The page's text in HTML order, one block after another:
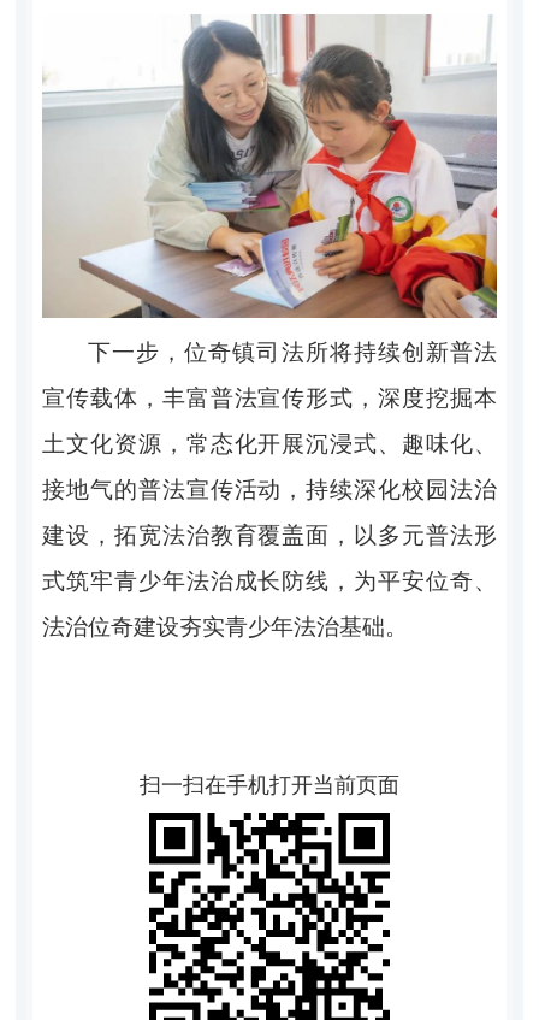
下一步，位奇镇司法所将持续创新普法
宣传载体，丰富普法宣传形式，深度挖掘本
土文化资源，常态化开展沉浸式、趣味化、
接地气的普法宣传活动，持续深化校园法治
建设，拓宽法治教育覆盖面，以多元普法形
式筑牢青少年法治成长防线，为平安位奇、
法治位奇建设夯实青少年法治基础。
扫一扫在手机打开当前页面